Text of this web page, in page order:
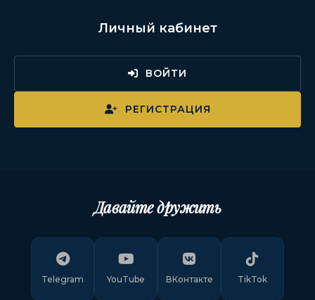
Личный кабинет
ВОЙТИ
РЕГИСТРАЦИЯ
Давайте дружить
Telegram YouTube ВКонтакте TikTok